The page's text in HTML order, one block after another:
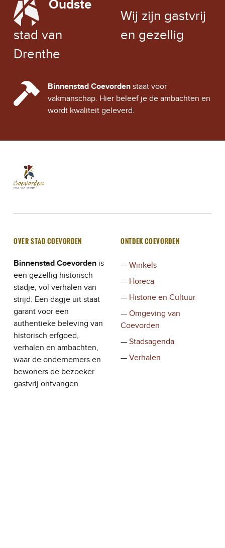
G
E
N
A
I
Oudste
stad van
Drenthe
Wij zijn gastvrij
en gezellig
CINDY CITY HALL Binnenstad Coevordenstaat voor
vakmanschap. Hier beleef je de ambachten en
wordt kwaliteit geleverd.
Stad Coevorden
STAD VAN STRIJD
OVER STAD COEVORDEN
Binnenstad Coevordenis
een gezellig historisch
stadje, vol verhalen van
strijd. Een dagje uit staat
garant voor een
authentieke beleving van
historisch erfgoed,
verhalen en ambachten,
waar de ondernemers en
bewoners de bezoeker
gastvrij ontvangen.
ONTDEK COEVORDEN
Winkels
Horeca
Historie en Cultuur
Omgeving van
Coevorden
Stadsagenda
Verhalen